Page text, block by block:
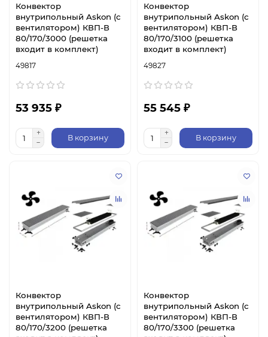
Конвектор
внутрипольный Askon (с
вентилятором) КВП-В
80/170/3000 (решетка
входит в комплект)
49817
53 935 ₽
В корзину
Конвектор
внутрипольный Askon (с
вентилятором) КВП-В
80/170/3100 (решетка
входит в комплект)
49827
55 545 ₽
В корзину
Конвектор
внутрипольный Askon (с
вентилятором) КВП-В
80/170/3200 (решетка
Конвектор
внутрипольный Askon (с
вентилятором) КВП-В
80/170/3300 (решетка